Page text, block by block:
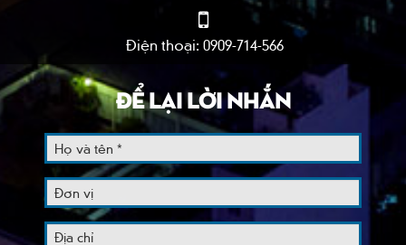
Điện thoại: 0909-714-566
ĐỂ LẠI LỜI NHẮN